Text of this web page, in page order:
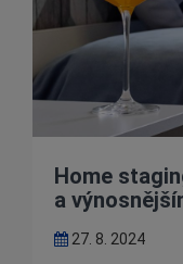
Home
a
27. 8. 2024